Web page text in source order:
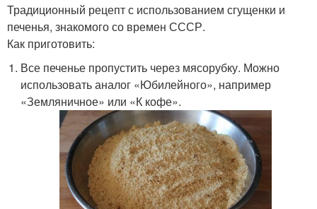
Традиционный рецепт с использованием сгущенки и
печенья, знакомого со времен СССР.
Как приготовить:
Все печенье пропустить через мясорубку. Можно
использовать аналог «Юбилейного», например
«Земляничное» или «К кофе».